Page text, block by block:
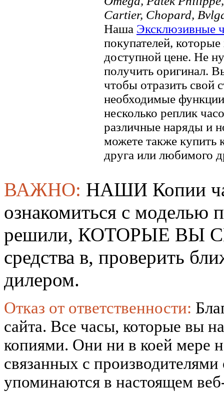
Cartier, Chopard,
Наша Эксклюзивные
покупателей,
доступной цене. Не
получить оригинал.
чтобы отразить свой
необходимые
несколько реплик
различные наряды и
можете также купить
друга или любимого
ВАЖНО: НАШИ Копии
ознакомиться с
решили, КОТОРЫЕ ВЫ
средства в, проверить
дилером.
Отказ от ответственности:
сайта. Все часы, которые вы
копиями. Они ни в коей мере
связанных с
упоминаются в настоящем